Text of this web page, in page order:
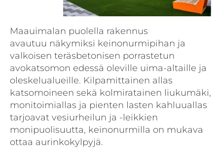
Maauimalan puolella rakennus
avautuu näkymiksi keinonurmipihan ja
valkoisen teräsbetonisen porrastetun
avokatsomon edessä oleville uima-altaille ja
oleskelualueille. Kilpamittainen allas
katsomoineen sekä kolmiratainen liukumäki,
monitoimiallas ja pienten lasten kahluuallas
tarjoavat vesiurheilun ja -leikkien
monipuolisuutta, keinonurmilla on mukava
ottaa aurinkokylpyjä.